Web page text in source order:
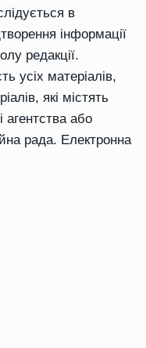
в
інформації
редакції.
усіх матеріалів,
які містять
агентства або
рада. Електронна